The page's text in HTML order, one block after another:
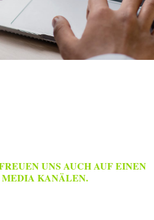
UNS AUCH AUF EINEN
MEDIA KANÄLEN.